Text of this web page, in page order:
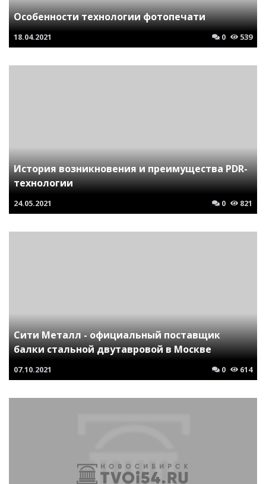
Особенности технологии фотопечати
18.04.2021 0 539
История возникновения и преимущества PDR-
технологии
24.05.2021 0 821
Сити Металл - официальный поставщик
балки стальной двутавровой в Москве
07.10.2021 0 614